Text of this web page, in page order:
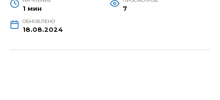
1 мин 7
ОБНОВЛЕНО
18.08.2024